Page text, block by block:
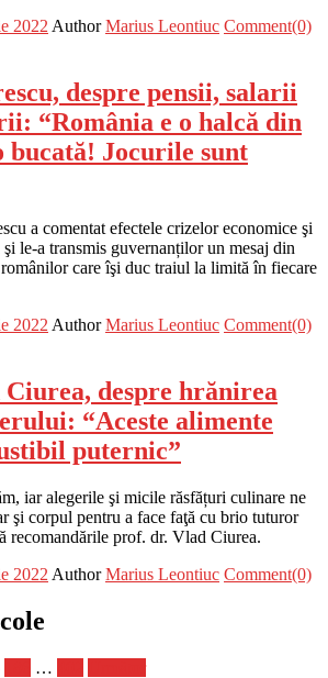
2022 Author Marius Leontiuc Comment(0)
despre pensii, salarii
“România e o halcă din
bucată! Jocurile sunt
a comentat efectele crizelor economice şi
le-a transmis guvernanților un mesaj din
care îşi duc traiul la limită în fiecare
2022 Author Marius Leontiuc Comment(0)
despre hrănirea
“Aceste alimente
puternic”
iar alegerile şi micile răsfățuri culinare ne
şi corpul pentru a face faţă cu brio tuturor
recomandările prof. dr. Vlad Ciurea.
2022 Author Marius Leontiuc Comment(0)
…